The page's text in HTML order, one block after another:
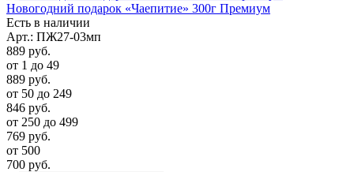
Новогодний подарок «Чаепитие» 300г Премиум
Есть в наличии
Арт.: ПЖ27-03мп
889 руб.
от 1 до 49
889 руб.
от 50 до 249
846 руб.
от 250 до 499
769 руб.
от 500
700 руб.